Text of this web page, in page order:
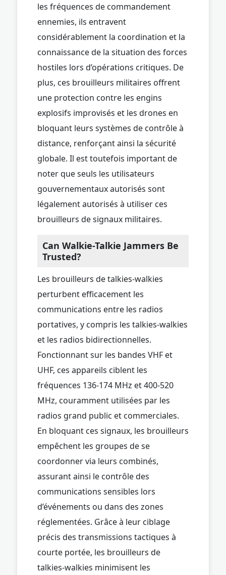
les fréquences de commandement
ennemies, ils entravent
considérablement la coordination et la
connaissance de la situation des forces
hostiles lors d’opérations critiques. De
plus, ces brouilleurs militaires offrent
une protection contre les engins
explosifs improvisés et les drones en
bloquant leurs systèmes de contrôle à
distance, renforçant ainsi la sécurité
globale. Il est toutefois important de
noter que seuls les utilisateurs
gouvernementaux autorisés sont
légalement autorisés à utiliser ces
brouilleurs de signaux militaires.
Can Walkie-Talkie Jammers Be
Trusted?
Les brouilleurs de talkies-walkies
perturbent efficacement les
communications entre les radios
portatives, y compris les talkies-walkies
et les radios bidirectionnelles.
Fonctionnant sur les bandes VHF et
UHF, ces appareils ciblent les
fréquences 136-174 MHz et 400-520
MHz, couramment utilisées par les
radios grand public et commerciales.
En bloquant ces signaux, les brouilleurs
empêchent les groupes de se
coordonner via leurs combinés,
assurant ainsi le contrôle des
communications sensibles lors
d’événements ou dans des zones
réglementées. Grâce à leur ciblage
précis des transmissions tactiques à
courte portée, les brouilleurs de
talkies-walkies minimisent les